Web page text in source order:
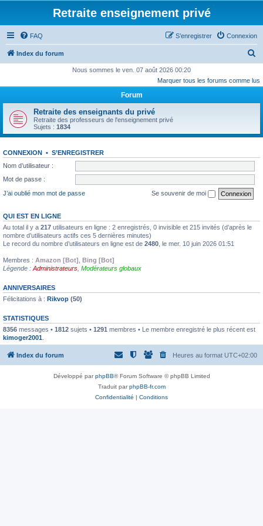
Retraite enseignement privé
FAQ Connexion
S’enregistrer
Index du forum
c
c
Nous sommes le ven. 07 août 2026 00:20
Marquer tous les forums comme lus
Forum
Retraite des enseignants du privé
Retraite des professeurs de l'enseignement privé
Sujets : 1834
CONNEXION • S’ENREGISTRER
Nom d’utilisateur :
Mot de passe :
J’ai oublié mon mot de passe
Se souvenir de moi
QUI EST EN LIGNE
Au total il y a 217 utilisateurs en ligne : 2 enregistrés, 0 invisible et 215 invités (d’après le
nombre d’utilisateurs actifs ces 5 dernières minutes)
Le record du nombre d’utilisateurs en ligne est de 2480 , le mer. 10 juin 2026 01:51
Membres : Amazon [Bot] Bing [Bot]
Légende : Administrateurs Modérateurs globaux
ANNIVERSAIRES
Félicitations à : Rikvop (50)
STATISTIQUES
8356 messages • 1812 sujets • 1291 membres • Le membre enregistré le plus récent est
kimoger2001
Index du forum Heures au format UTC+02:00
Développé parphpBB® Forum Software © phpBB Limited
Traduit parphpBB-fr.com
Confidentialité | Conditions